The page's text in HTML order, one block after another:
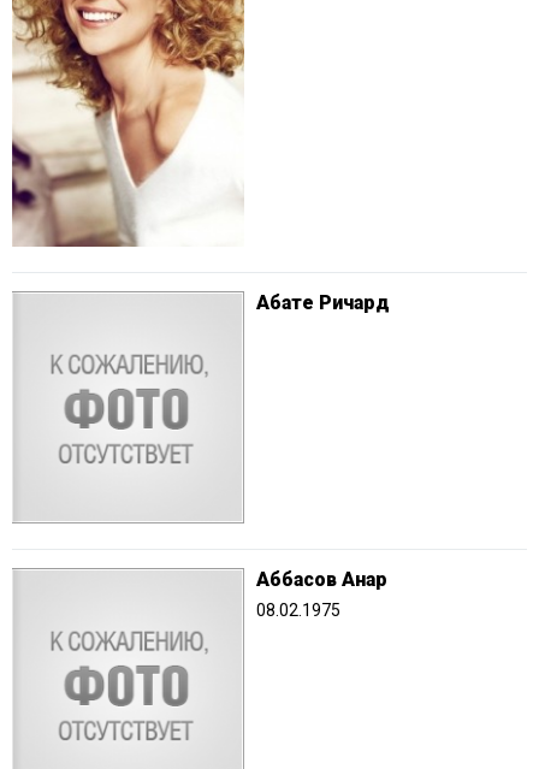
Абате Ричард
Аббасов Анар
08.02.1975